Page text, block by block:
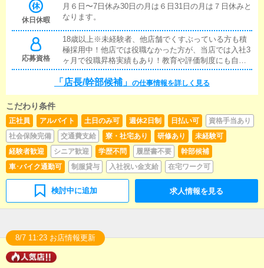
つにまとめ、目標を達成するために徹底的に努力してい
ただきたいと思います。
つスタッフをひとつにまとめ、目標を達成するために
徹底的に努力していただきたいと思います。
休日休暇
月６日〜7日休み30日の月は６日31日の月は７日休みと
なります。
応募資格
18歳以上※未経験者、他店舗でくすぶっている方も積
極採用中！他店では役職なかった方が、当店では入社3
ヶ月で役職昇格実績もあり！教育や評価制度にも自信
を持っています。
「店長/幹部候補」 の仕事情報を詳しく見る
こだわり条件
正社員 アルバイト 土日のみ可 週休2日制 日払い可
資格手当あり
社会保険完備
交通費支給 寮・社宅あり 研修あり
未経験可
経験者歓迎
シニア歓迎 学歴不問 履歴書不要
幹部候補
車･バイク通勤可
制服貸与 入社祝い金支給 在宅ワーク可
検討中に追加 求人情報を見る
8/7 11:23 お店情報更新